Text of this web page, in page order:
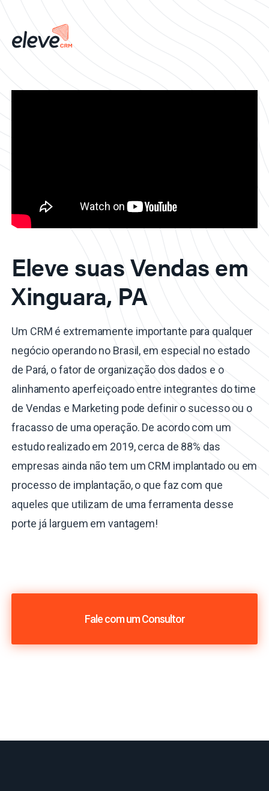
Eleve suas Vendas em
Xinguara, PA
Um CRM é extremamente importante para qualquer
negócio operando no Brasil, em especial no estado
de Pará, o fator de organização dos dados e o
alinhamento aperfeiçoado entre integrantes do time
de Vendas e Marketing pode definir o sucesso ou o
fracasso de uma operação. De acordo com um
estudo realizado em 2019, cerca de 88% das
empresas ainda não tem um CRM implantado ou em
processo de implantação, o que faz com que
aqueles que utilizam de uma ferramenta desse
porte já larguem em vantagem!
Fale com um Consultor